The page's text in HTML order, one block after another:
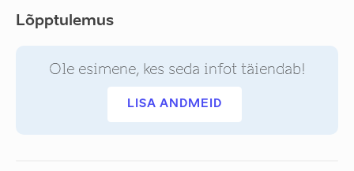
Lõpptulemus
Ole esimene, kes seda infot täiendab!
LISA ANDMEID